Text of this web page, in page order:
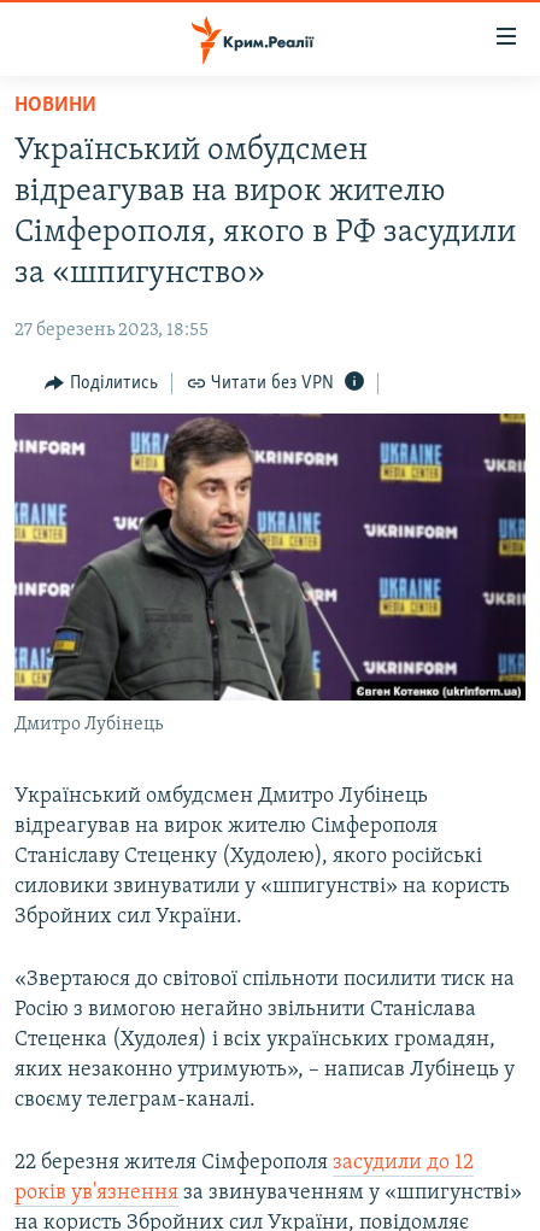
Перейти
основного
матеріалу
Перейти
до
основної
Перейти
пошуку
ВОДА.КРИМ
ВІДЕО ТА ФОТО
ПОГЛЯД
ІНТЕРВ'Ю
ВСЕ ЗА ДЕНЬ
СПЕЦПРОЕКТИ
ДЕПОРТАЦІЯ
ВІДЕОУРОКИ «ELIFBE»
СВІДЧЕННЯ ОКУПАЦІЇ
УКРАЇНСЬКА ПРОБЛЕМА КРИМУ
ІНФОГРАФІКА
ЯК ОБІЙТИ БЛОКУВАННЯ
Русский
Qırımtatar
ДОЛУЧАЙСЯ!
Усі сайти RFE/RL
НОВИНИ
Український омбудсмен
відреагував на вирок жителю
Сімферополя, якого в РФ засудили
за «шпигунство»
27 березень 2023, 18:55
Поділитись Читати без VPN
Дмитро Лубінець
Український омбудсмен Дмитро Лубінець
відреагував на вирок жителю Сімферополя
Станіславу Стеценку (Худолею), якого російські
силовики звинуватили у «шпигунстві» на користь
Збройних сил України.
«Звертаюся до світової спільноти посилити тиск на
Росію з вимогою негайно звільнити Станіслава
Стеценка (Худолея) і всіх українських громадян,
яких незаконно утримують», – написав Лубінець у
своєму телеграм-каналі.
22 березня жителя Сімферополя засудили до 12
років ув'язнення за звинуваченням у «шпигунстві»
на користь Збройних сил України, повідомляє